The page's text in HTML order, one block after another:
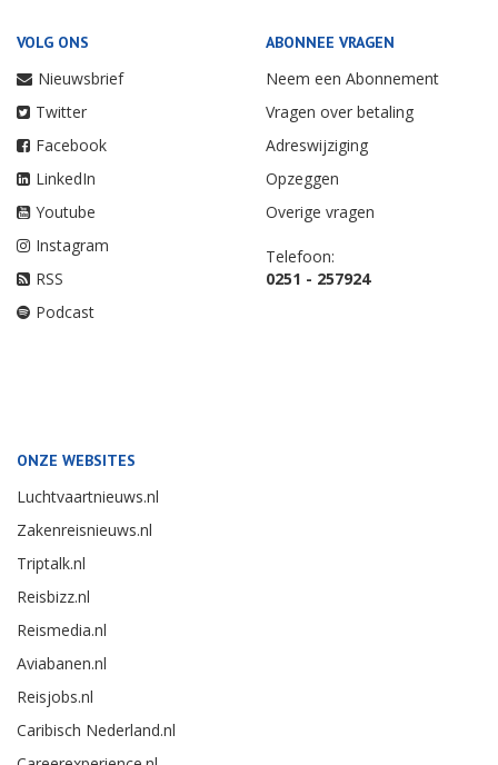
VOLG ONS
Nieuwsbrief
Twitter
Facebook
LinkedIn
Youtube
Instagram
RSS
Podcast
ABONNEE VRAGEN
Neem een Abonnement
Vragen over betaling
Adreswijziging
Opzeggen
Overige vragen
Telefoon:
0251 - 257924
ONZE WEBSITES
Luchtvaartnieuws.nl
Zakenreisnieuws.nl
Triptalk.nl
Reisbizz.nl
Reismedia.nl
Aviabanen.nl
Reisjobs.nl
Caribisch Nederland.nl